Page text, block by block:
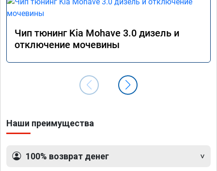
Чип тюнинг Kia Mohave 3.0 дизель и
отключение мочевины
Наши преимущества
100% возврат денег